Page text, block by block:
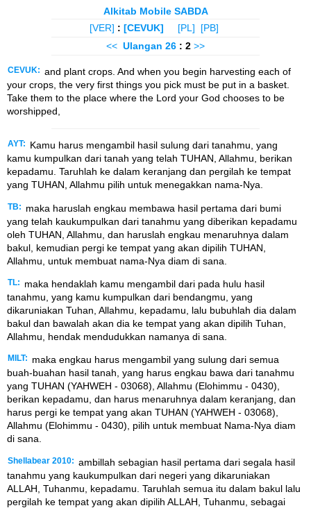
Alkitab Mobile SABDA
[VER] : [CEVUK] [PL]
[PB]
<< Ulangan 26 : 2 >>
CEVUK: and plant crops. And when you begin harvesting each of
your crops, the very first things you pick must be put in a basket.
Take them to the place where the Lord your God chooses to be
worshipped,
AYT:
Kamu harus mengambil hasil sulung dari tanahmu, yang
kamu kumpulkan dari tanah yang telah TUHAN, Allahmu, berikan
kepadamu. Taruhlah ke dalam keranjang dan pergilah ke tempat
yang TUHAN, Allahmu pilih untuk menegakkan nama-Nya.
TB:
maka haruslah engkau membawa hasil pertama dari bumi
yang telah kaukumpulkan dari tanahmu yang diberikan kepadamu
oleh TUHAN, Allahmu, dan haruslah engkau menaruhnya dalam
bakul, kemudian pergi ke tempat yang akan dipilih TUHAN,
Allahmu, untuk membuat nama-Nya diam di sana.
TL:
maka hendaklah kamu mengambil dari pada hulu hasil
tanahmu, yang kamu kumpulkan dari bendangmu, yang
dikaruniakan Tuhan, Allahmu, kepadamu, lalu bubuhlah dia dalam
bakul dan bawalah akan dia ke tempat yang akan dipilih Tuhan,
Allahmu, hendak mendudukkan namanya di sana.
MILT:
maka engkau harus mengambil yang sulung dari semua
buah-buahan hasil tanah, yang harus engkau bawa dari tanahmu
yang TUHAN (YAHWEH - 03068), Allahmu (Elohimmu - 0430),
berikan kepadamu, dan harus menaruhnya dalam keranjang, dan
harus pergi ke tempat yang akan TUHAN (YAHWEH - 03068),
Allahmu (Elohimmu - 0430), pilih untuk membuat Nama-Nya diam
di sana.
Shellabear 2010: ambillah sebagian hasil pertama dari segala hasil
tanahmu yang kaukumpulkan dari negeri yang dikaruniakan
ALLAH, Tuhanmu, kepadamu. Taruhlah semua itu dalam bakul lalu
pergilah ke tempat yang akan dipilih ALLAH, Tuhanmu, sebagai